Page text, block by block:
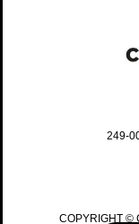
249-
COPYRIGHT ©